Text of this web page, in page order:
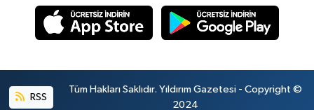
RSS
Tüm Hakları Saklıdır. Yıldırım Gazetesi - Copyright ©
2024